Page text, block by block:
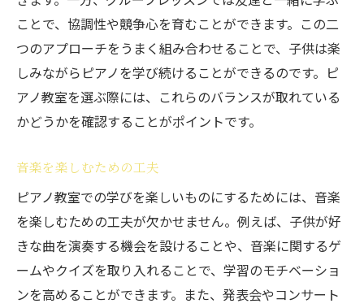
ことで、協調性や競争心を育むことができます。この二
つのアプローチをうまく組み合わせることで、子供は楽
しみながらピアノを学び続けることができるのです。ピ
アノ教室を選ぶ際には、これらのバランスが取れている
かどうかを確認することがポイントです。
音楽を楽しむための工夫
ピアノ教室での学びを楽しいものにするためには、音楽
を楽しむための工夫が欠かせません。例えば、子供が好
きな曲を演奏する機会を設けることや、音楽に関するゲ
ームやクイズを取り入れることで、学習のモチベーショ
ンを高めることができます。また、発表会やコンサート